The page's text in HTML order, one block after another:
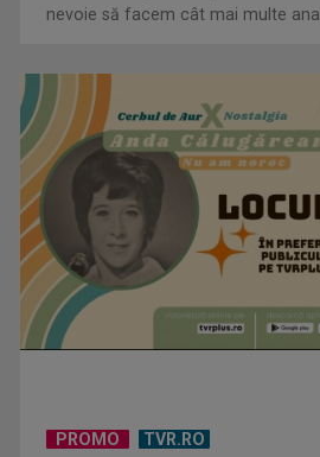
nevoie să facem cât mai multe
PROMO TVR.RO